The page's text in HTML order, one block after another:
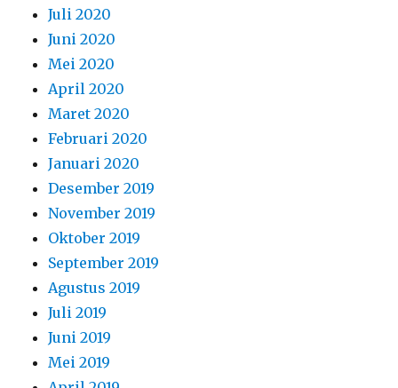
Juli 2020
Juni 2020
Mei 2020
April 2020
Maret 2020
Februari 2020
Januari 2020
Desember 2019
November 2019
Oktober 2019
September 2019
Agustus 2019
Juli 2019
Juni 2019
Mei 2019